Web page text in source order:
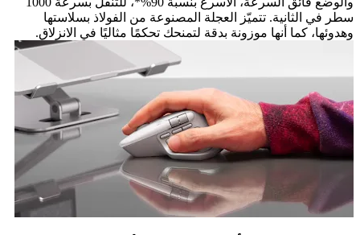
سطر في الثانية. تتميّز العجلة المصنوعة من الفولاذ بسلاستها
وهدوئها، كما أنها موزونة بدقة لتمنحك تحكمًا مثاليًا في الانزلاق.